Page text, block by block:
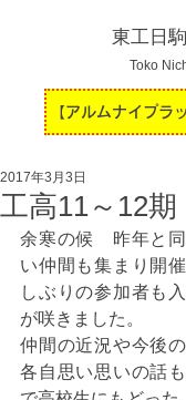
東工日
Toko
工高11～12
2017年3月3日
余寒の候　昨年と
い仲間も集まり開
しぶりの参加者も
が咲きました。
仲間の近況や今後
各自思い思いの話